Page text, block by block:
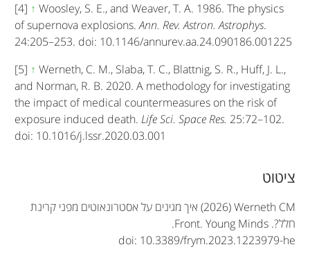
[4] ↑ Woosley, S. E., and Weaver, T. A. 1986. The physics
of supernova explosions.Ann. Rev. Astron. Astrophys.
24:205–253. doi: 10.1146/annurev.aa.24.090186.001225
[5] ↑ Werneth, C. M., Slaba, T. C., Blattnig, S. R., Huff, J. L.,
and Norman, R. B. 2020. A methodology for investigating
the impact of medical countermeasures on the risk of
exposure induced death.Life Sci. Space Res. 25:72–102.
doi: 10.1016/j.lssr.2020.03.001
A
r
t
i
ציטוט
(2026) Werneth CMאיך מגינים על אסטרונאוטים מפני קרינת
חלל?. Front. Young Minds
.
doi: 10.3389/frym.2023.1223979-he